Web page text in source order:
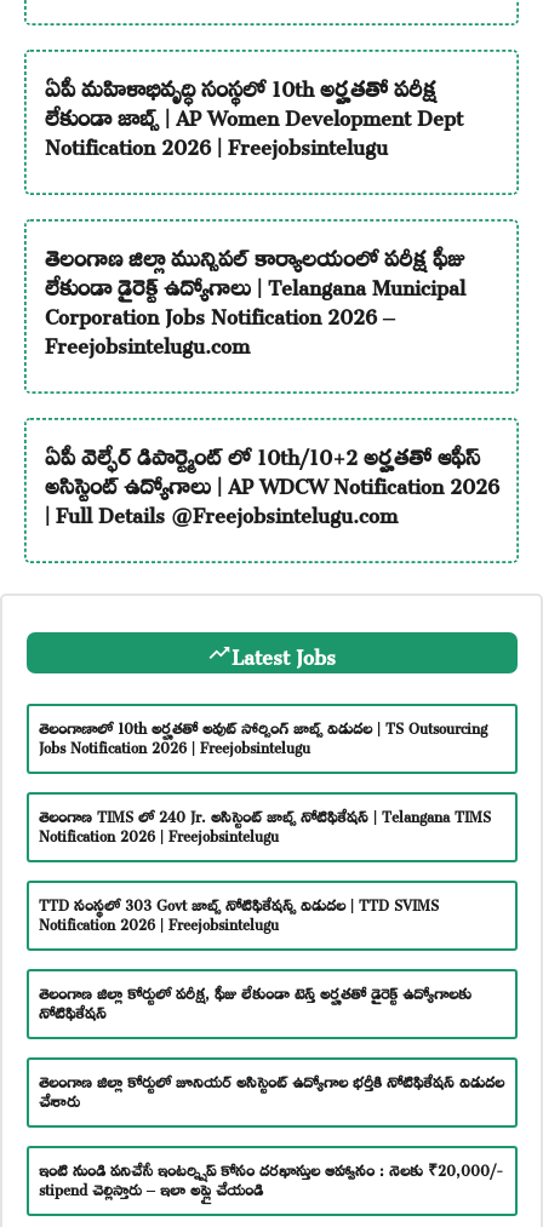
ఏపీ మహిళాభివృద్ధి సంస్థలో 10th అర్హతతో పరీక్ష
లేకుండా జాబ్స్ | AP Women Development Dept
Notification 2026 | Freejobsintelugu
తెలంగాణ జిల్లా మున్సిపల్ కార్యాలయంలో పరీక్ష ఫీజు
లేకుండా డైరెక్ట్ ఉద్యోగాలు | Telangana Municipal
Corporation Jobs Notification 2026 –
Freejobsintelugu.com
ఏపీ వెల్ఫేర్ డిపార్ట్మెంట్ లో 10th/10+2 అర్హతతో ఆఫీస్
అసిస్టెంట్ ఉద్యోగాలు | AP WDCW Notification 2026
| Full Details @Freejobsintelugu.com
Latest Jobs
తెలంగాణాలో 10th అర్హతతో అవుట్ సోర్సింగ్ జాబ్స్ విడుదల | TS Outsourcing
Jobs Notification 2026 | Freejobsintelugu
తెలంగాణ TIMS లో 240 Jr. అసిస్టెంట్ జాబ్స్ నోటిఫికేషన్ | Telangana TIMS
Notification 2026 | Freejobsintelugu
TTD సంస్థలో 303 Govt జాబ్స్ నోటిఫికేషన్స్ విడుదల | TTD SVIMS
Notification 2026 | Freejobsintelugu
తెలంగాణ జిల్లా కోర్టులో పరీక్ష, ఫీజు లేకుండా టెన్త్ అర్హతతో డైరెక్ట్ ఉద్యోగాలకు
నోటిఫికేషన్
తెలంగాణ జిల్లా కోర్టులో జూనియర్ అసిస్టెంట్ ఉద్యోగాల భర్తీకి నోటిఫికేషన్ విడుదల
చేశారు
ఇంటి నుండి పనిచేసే ఇంటర్న్షిప్ కోసం దరఖాస్తుల ఆహ్వానం : నెలకు ₹20,000/-
stipend చెల్లిస్తారు – ఇలా అప్లై చేయండి